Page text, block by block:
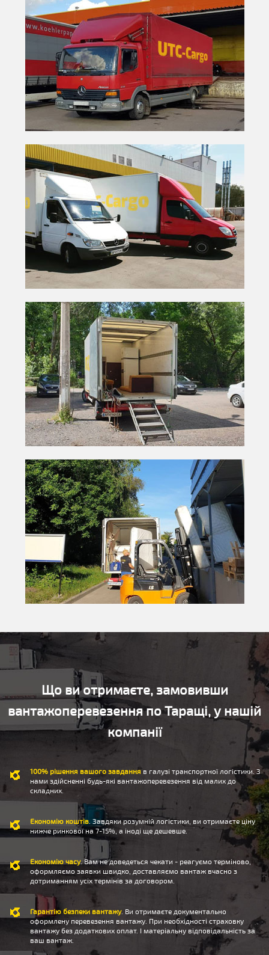
Що ви отримаєте, замовивши
вантажоперевезення по Таращі, у нашій
компанії
100% рішення вашого завданняв галузі транспортної логістики. З
нами здійсненні будь-які вантажоперевезення від малих до
складних.
Економію коштів . Завдяки розумній логістики, ви отримаєте ціну
нижче ринкової на 7-15%, а іноді ще дешевше.
Економію часу. Вам не доведеться чекати - реагуємо терміново,
оформляємо заявки швидко, доставляємо вантаж вчасно з
дотриманням усіх термінів за договором.
Гарантію безпеки вантажу. Ви отримаєте документально
оформлену перевезення вантажу. При необхідності страховку
вантажу без додаткових оплат. І матеріальну відповідальність за
ваш вантаж.